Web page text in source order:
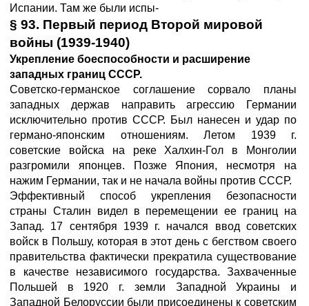
Испании. Там же были испы-
§ 93. Первый период Второй мировой
войны (1939-1940)
Укрепление боеспособности и расширение
западных границ СССР.
Советско-германское соглашение сорвало планы
западных держав направить агрессию Германии
исключительно против СССР. Был нанесен и удар по
германо-японским отношениям. Летом 1939 г.
советские войска на реке Халхин-Гол в Монголии
разгромили японцев. Позже Япония, несмотря на
нажим Германии, так и не начала войны против СССР.
Эффективный способ укрепления безопасности
страны Сталин видел в перемещении ее границ на
Запад. 17 сентября 1939 г. начался ввод советских
войск в Польшу, которая в этот день с бегством своего
правительства фактически прекратила существование
в качестве независимого государства. Захваченные
Польшей в 1920 г. земли Западной Украины и
Западной Белоруссии были присоединены к советским